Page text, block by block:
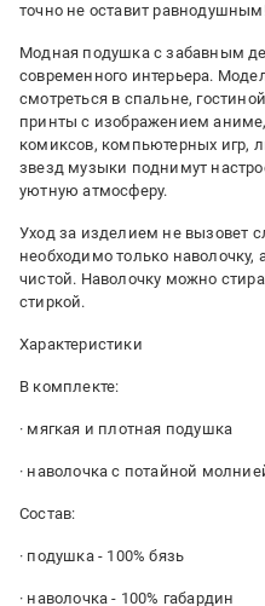
точно не оставит
Модная подушка с забавным
современного интерьера.
смотреться в спальне,
принты с изображением
комиксов, компьютерных игр,
звезд музыки поднимут
уютную атмосферу.
Уход за изделием не вызовет
необходимо только наволочку,
чистой. Наволочку можно
стиркой.
Характеристики
В комплекте:
· мягкая и плотная подушка
· наволочка с потайной
Состав:
· подушка - 100% бязь
· наволочка - 100% габардин